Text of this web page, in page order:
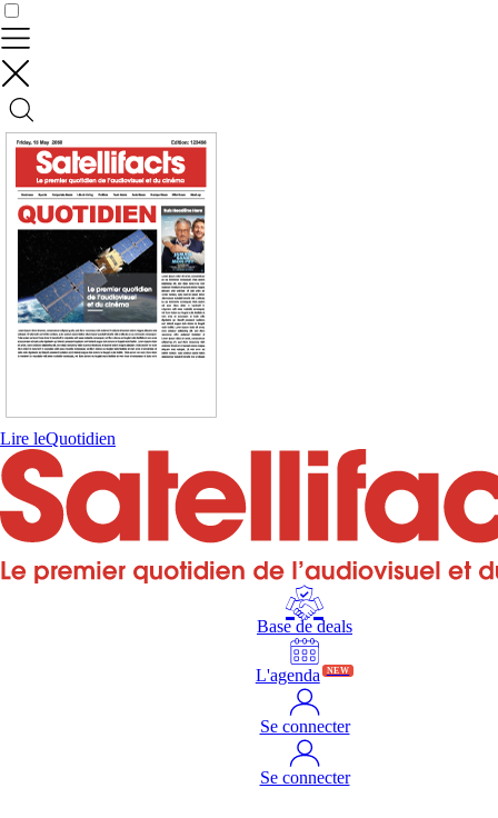
Lire leQuotidien
Base de deals
L'agenda NEW
Se connecter
Se connecter
Contrôler vos données